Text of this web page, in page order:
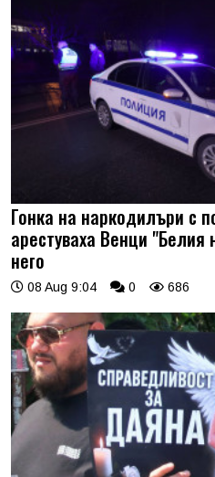
Гонка на наркодилъри с
арестуваха Венци
него
08 Aug 9:04 0 686